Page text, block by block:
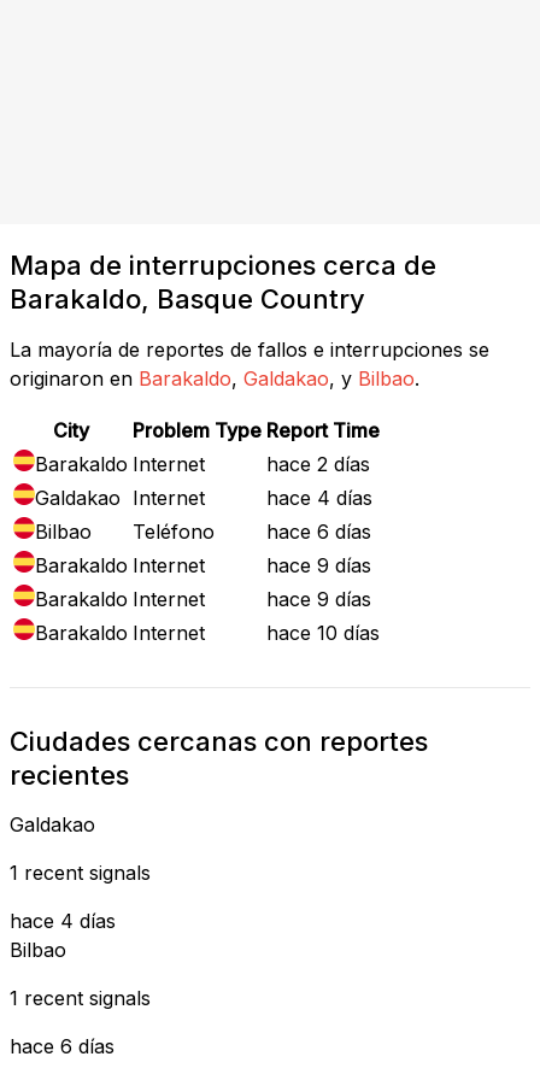
Mapa de interrupciones cerca de
Barakaldo, Basque Country
La mayoría de reportes de fallos e interrupciones se
originaron en Barakaldo, Galdakao, y Bilbao.
City Problem Type Report Time
Barakaldo Internet
hace 2 días
Galdakao Internet
hace 4 días
Bilbao
Teléfono
hace 6 días
Barakaldo Internet
hace 9 días
Barakaldo Internet
hace 9 días
Barakaldo Internet hace 10 días
Ciudades cercanas con reportes
recientes
Galdakao
1 recent signals
hace 4 días
Bilbao
1 recent signals
hace 6 días